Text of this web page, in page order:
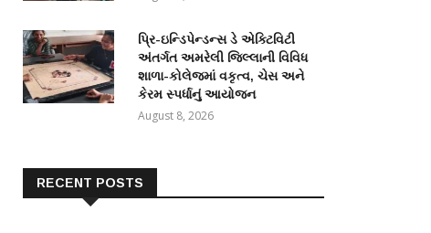
પ્રિ-ઇન્ડિપેન્ડન્સ ડે એક્ટિવિટી
અંતર્ગત અમરેલી જિલ્લાની વિવિધ
શાળા-કોલેજમાં વકૃત્વ, ચેસ અને
કેરમ સ્પર્ધાનું આયોજન
August 8, 2026
RECENT POSTS